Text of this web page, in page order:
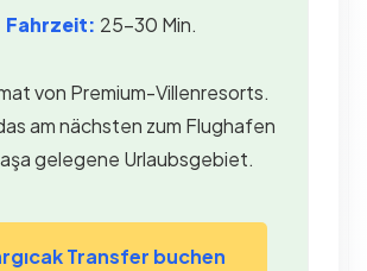
Fahrzeit: 25–30 Min.
von Premium-Villenresorts.
am nächsten zum Flughafen
gelegene Urlaubsgebiet.
Transfer buchen